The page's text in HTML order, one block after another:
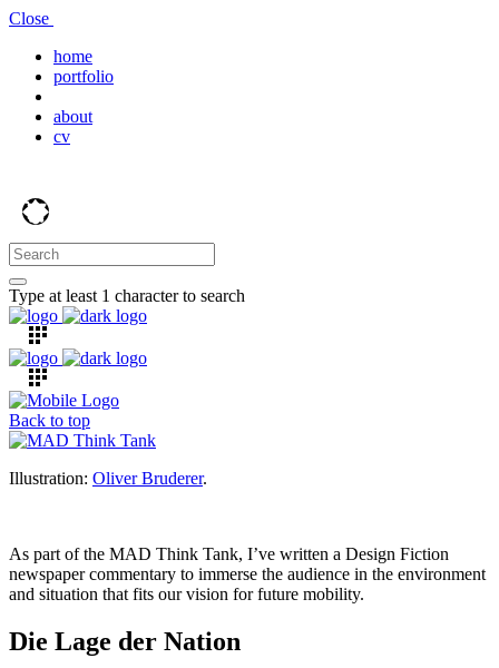
Close
home
portfolio
about
cv
Type at least 1 character to search
Back to top
Illustration: Oliver Bruderer.
As part of the MAD Think Tank, I’ve written a Design Fiction
newspaper commentary to immerse the audience in the environment
and situation that fits our vision for future mobility.
Die Lage der Nation